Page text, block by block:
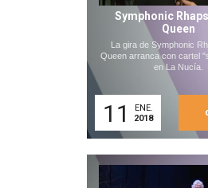
Symphonic
Queen
La gira de Symphonic
Queen arranca con cartel
en La Nucía.
11
ENE.
2018